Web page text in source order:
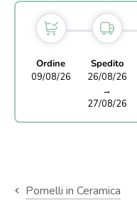
Ordine
09/08/26
Spedito
26/08/26
→
27/08/26
Pomelli in Ceramica